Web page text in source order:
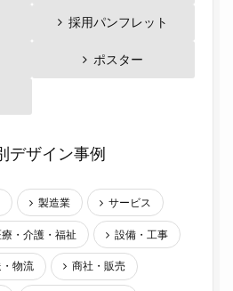
採用パンフレット
ポスター
デザイン事例
製造業 サービス
療・介護・福祉 設備・工事
物流 商社・販売